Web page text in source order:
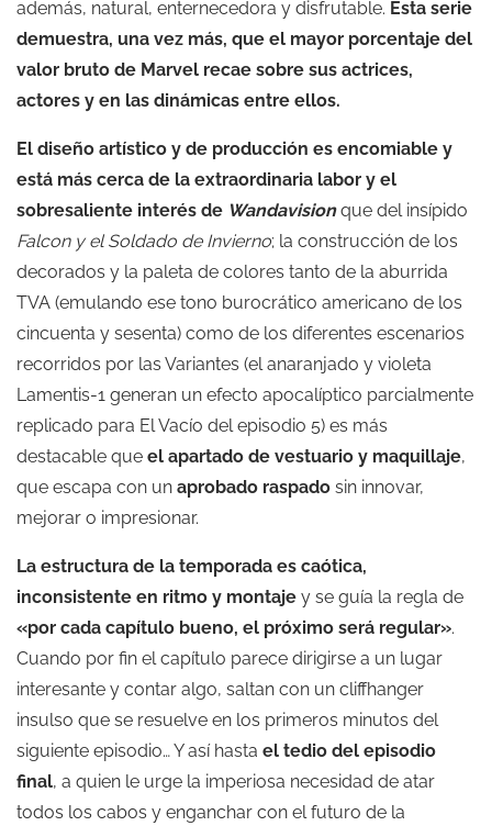
además, natural, enternecedora y disfrutable. Esta serie
demuestra, una vez más, que el mayor porcentaje del
valor bruto de Marvel recae sobre sus actrices,
actores y en las dinámicas entre ellos.
El diseño artístico y de producción es encomiable y
está más cerca de la extraordinaria labor y el
sobresaliente interés de Wandavisionque del insípido
Falcon y el Soldado de Invierno; la construcción de los
decorados y la paleta de colores tanto de la aburrida
TVA (emulando ese tono burocrático americano de los
cincuenta y sesenta) como de los diferentes escenarios
recorridos por las Variantes (el anaranjado y violeta
Lamentis-1 generan un efecto apocalíptico parcialmente
replicado para El Vacío del episodio 5) es más
destacable que el apartado de vestuario y maquillaje,
que escapa con un aprobado raspado sin innovar,
mejorar o impresionar.
La estructura de la temporada es caótica,
inconsistente en ritmo y montaje y se guía la regla de
«por cada capítulo bueno, el próximo será regular».
Cuando por fin el capítulo parece dirigirse a un lugar
interesante y contar algo, saltan con un cliffhanger
insulso que se resuelve en los primeros minutos del
siguiente episodio… Y así hasta el tedio del episodio
final, a quien le urge la imperiosa necesidad de atar
todos los cabos y enganchar con el futuro de la